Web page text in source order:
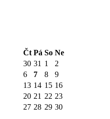
Čt Pá So Ne
30 31 1
2
6 7 8
9
13 14 15 16
20 21 22 23
27 28 29 30